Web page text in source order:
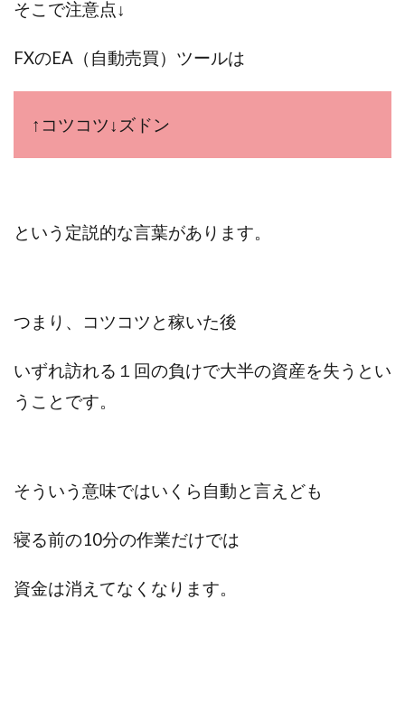
そこで注意点↓
FXのEA（自動売買）ツールは
↑コツコツ↓ズドン
という定説的な言葉があります。
つまり、コツコツと稼いた後
いずれ訪れる１回の負けで大半の資産を失うとい
うことです。
そういう意味ではいくら自動と言えども
寝る前の10分の作業だけでは
資金は消えてなくなります。